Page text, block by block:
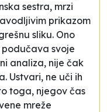
sestra, mrzi
prikazom
sliku. Ono
svoje
analiza, nije čak
Ustvari, ne uči ih
toga, njegov čas
mreže